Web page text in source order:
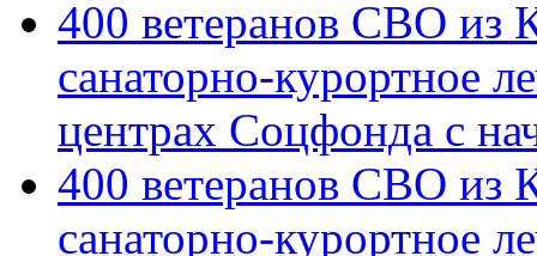
400 ветеранов СВО из
санаторно-курортное
центрах Соцфонда с
400 ветеранов СВО из
санаторно-курортное